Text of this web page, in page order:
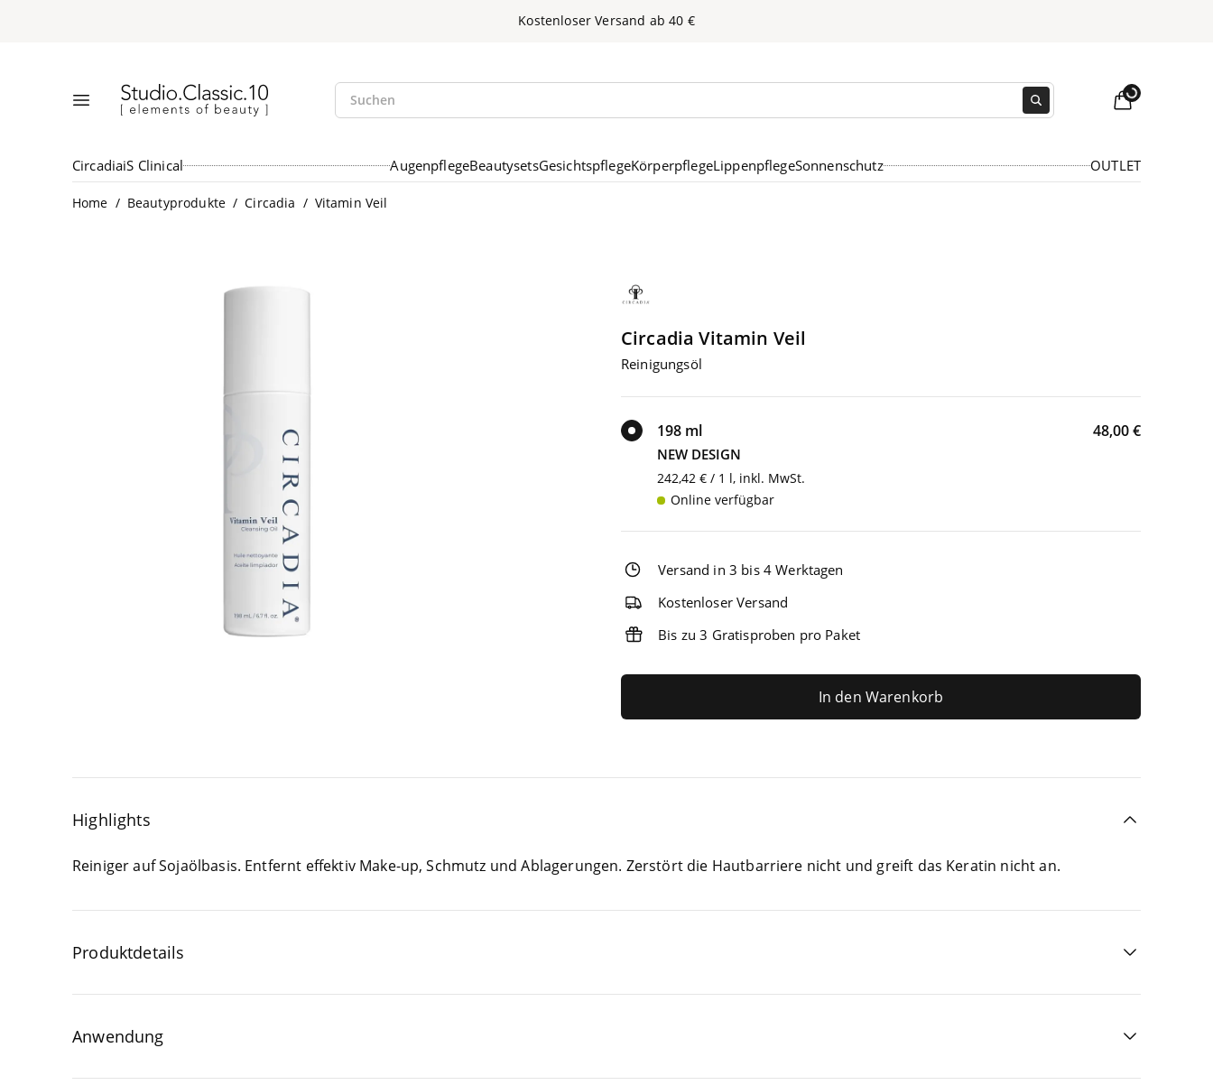
Kos­ten­lo­ser Ver­sand ab40 €
Menü öffnen
Studio.Classic.10 Suchen
Suche öffnen Loading...
CircadiaiS Clinical AugenpflegeBeautysetsGesichtspflegeKörperpflegeLippenpflegeSonnenschutz OUTLET
Home / Beautyprodukte / Circadia / Vitamin Veil
Circadia Vit­amin Veil
Rei­ni­gungs­öl
198 ml
NEW DESIGN
242,42 € / 1 l, inkl. MwSt.
Online verfügbar
48,00 €
Versand in 3 bis 4 Werktagen
Kostenloser Versand
Bis zu 3 Gratisproben pro Paket
In den Warenkorb
Highlights
Rei­ni­ger auf Soja­öl­ba­sis. Ent­fernt effek­tiv Make-up, Schmutz und Abla­ge­run­gen. Zer­stört die Haut­bar­rie­re nicht und greift das Kera­tin nicht an.
Produktdetails
Anwendung